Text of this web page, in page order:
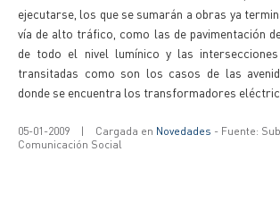
ejecutarse, los que se sumarán a obras ya
vía de alto tráfico, como las de pavimentación
de todo el nivel lumínico y las
transitadas como son los casos de las
donde se encuentra los transformadores
05-01-2009 | Cargada en Novedades - Fuente:
Comunicación Social